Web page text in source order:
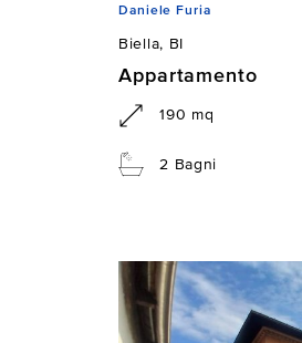
Daniele Furia
Biella, BI
Appartamento
190 mq
2 Bagni